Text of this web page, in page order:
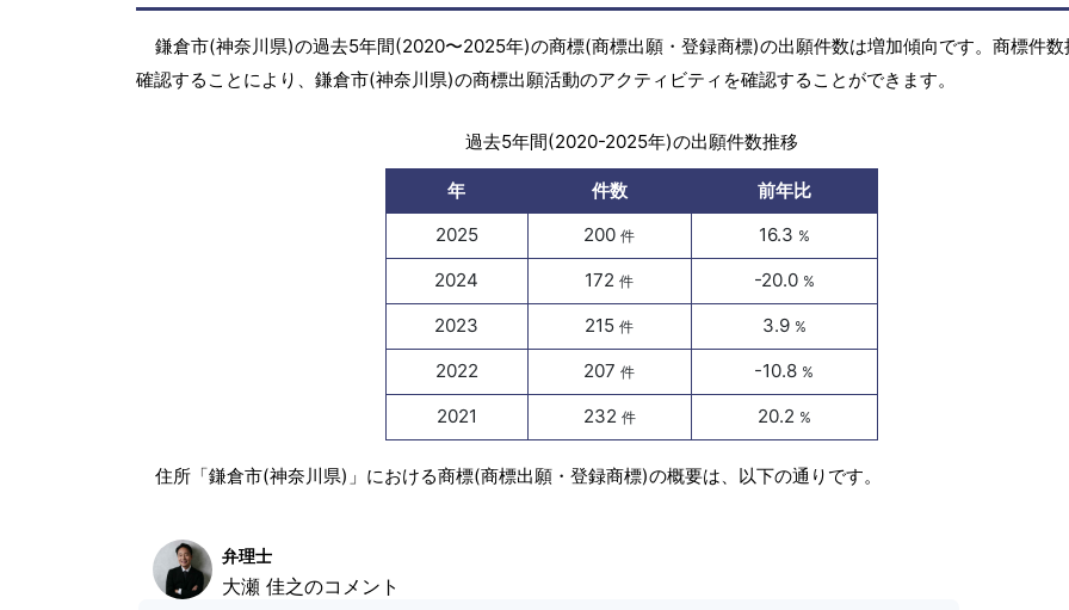
鎌倉市(神奈川県)の過去5年間(2020〜2025年)の商標(商標出願・登録商標)の出願件数は増加傾向です。商標件数
確認することにより、鎌倉市(神奈川県)の商標出願活動のアクティビティを確認することができます。
過去5年間(2020-2025年)の出願件数推移
年 件数
前年比
2025
200件 16.3 %
2024 172件 -20.0 %
2023 215件 3.9 %
2022 207件 -10.8 %
2021 232 件 20.2 %
住所「鎌倉市(神奈川県)」における商標(商標出願・登録商標)の概要は、以下の通りです。
弁理士
大瀬 佳之のコメント